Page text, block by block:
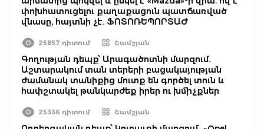
փոխհատուցելու քաղաքացուն պատճառված
վնասը, հայտնի չէ. ՖՈՏՈՌԵՊՈՐՏԱԺ
25857 դիտում Շամշյան
Գողության դեպք՝ Արագածոտնի մարզում․
Աշտարակում տան տերերի բացակայության
ժամանակ տանիքից մուտք են գործել տուն և
հափշտակել թանկարժեք իրեր ու խմիչքներ
25336 դիտում Շամշյան